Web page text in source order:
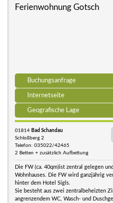
Ferienwohnung Gotsch
Buchungsanfrage
Internetseite
Geografische Lage
01814 Bad Schandau
Schloßberg 2
Telefon: 035022/42465
2 Betten + zusätzlich Aufbettung
Die FW (ca. 40qm)ist zentral gelegen
Wohnhauses. Die FW wird ganzjährig
hinter dem Hotel Sigls.
Sie besteht aus zwei zentralbeheizten
angrenzendem WC, Wasch- und